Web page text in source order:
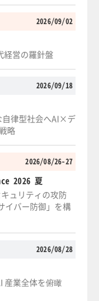
2026/09/02
経営の羅針盤
2026/09/18
自律型社会へAI×デ
略
2026/08/26-27
2026 夏
ュリティの攻防
イバー防御」を構
2026/08/28
産業全体を俯瞰